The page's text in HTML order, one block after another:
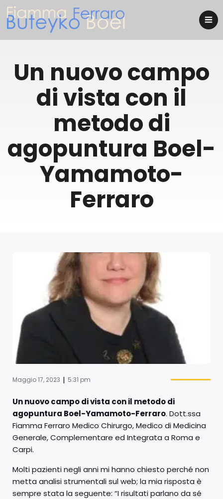
Un nuovo campo
di vista con il
metodo di
agopuntura Boel-
Yamamoto-
Ferraro
Maggio 17, 2023 | 5:31 pm
Un nuovo campo di vista con il metodo di
agopuntura Boel-Yamamoto-Ferraro. Dott.ssa
Fiamma Ferraro Medico Chirurgo, Medico di Medicina
Generale, Complementare ed Integrata a Roma e
Carpi.
Molti pazienti negli anni mi hanno chiesto perché non
metta analisi strumentali sul web; la mia risposta è
sempre stata la seguente: “I risultati parlano da sé